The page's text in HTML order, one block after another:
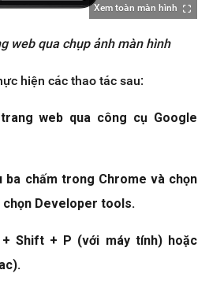
Xem toàn màn hình
web qua chụp ảnh màn hình
hiện các thao tác sau:
web qua công cụ Google
ba chấm trong Chrome và chọn
Developer tools.
+ Shift + P (với máy tính) hoặc